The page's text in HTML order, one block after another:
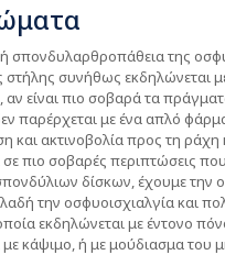
σπονδυλαρθροπάθεια της
στήλης συνήθως εκδηλώνεται
, αν είναι πιο σοβαρά τα
παρέρχεται με ένα απλό
και ακτινοβολία προς τη ράχη
σε πιο σοβαρές περιπτώσεις
δίσκων, έχουμε την
την οσφυοισχιαλγία και
εκδηλώνεται με έντονο
με κάψιμο, ή με μούδιασμα του